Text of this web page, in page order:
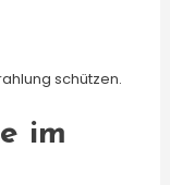
schützen.
im